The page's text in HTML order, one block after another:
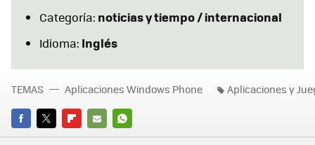
Categoría: noticias y tiempo / internacional
Idioma: Inglés
FACEBOOK
TWITTERFLIPBOARD
E-
WHATSAPP
TEMAS Aplicaciones Windows Phone Aplicaciones y